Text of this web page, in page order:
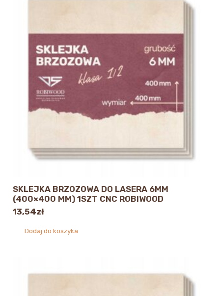
SKLEJKA BRZOZOWA DO LASERA 6MM
(400×400 MM) 1SZT CNC ROBIWOOD
13,54zł
Dodaj do koszyka